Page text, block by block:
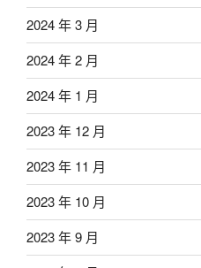
2024 年 3 月
2024 年 2 月
2024 年 1 月
2023 年 12 月
2023 年 11 月
2023 年 10 月
2023 年 9 月